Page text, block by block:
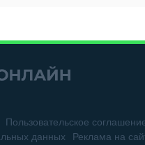
Пользовательское
данных
Реклама на